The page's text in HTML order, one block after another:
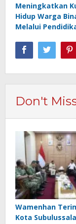
Meningkatkan
Hidup Warga
Melalui
Don't
Wamenhan
Kota